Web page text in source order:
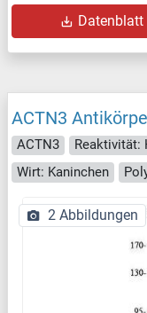
Datenblatt
ACTN3
ACTN3 Reaktivität:
Wirt: Kaninchen
2 Abbildungen